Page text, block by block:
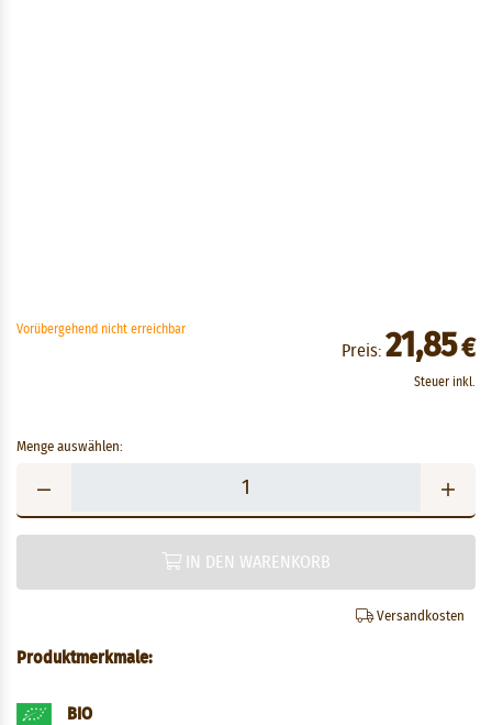
Vorübergehend nicht erreichbar
Preis: 21,85€
Steuer inkl.
Menge auswählen:
IN DEN WARENKORB
Versandkosten
Produktmerkmale:
BIO